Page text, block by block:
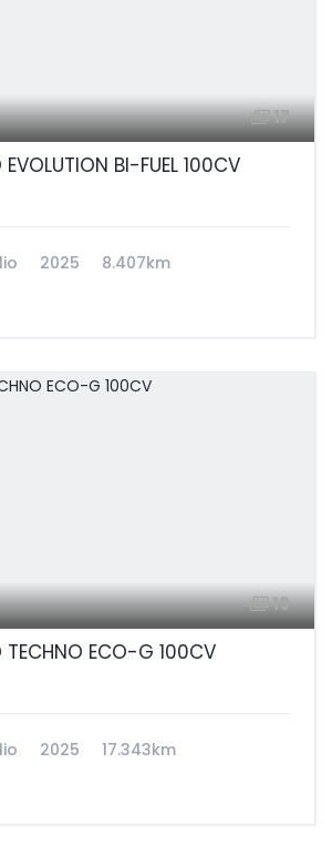
17
EVOLUTION BI-FUEL 100CV
2025
8.407km
19
TECHNO ECO-G 100CV
2025
17.343km